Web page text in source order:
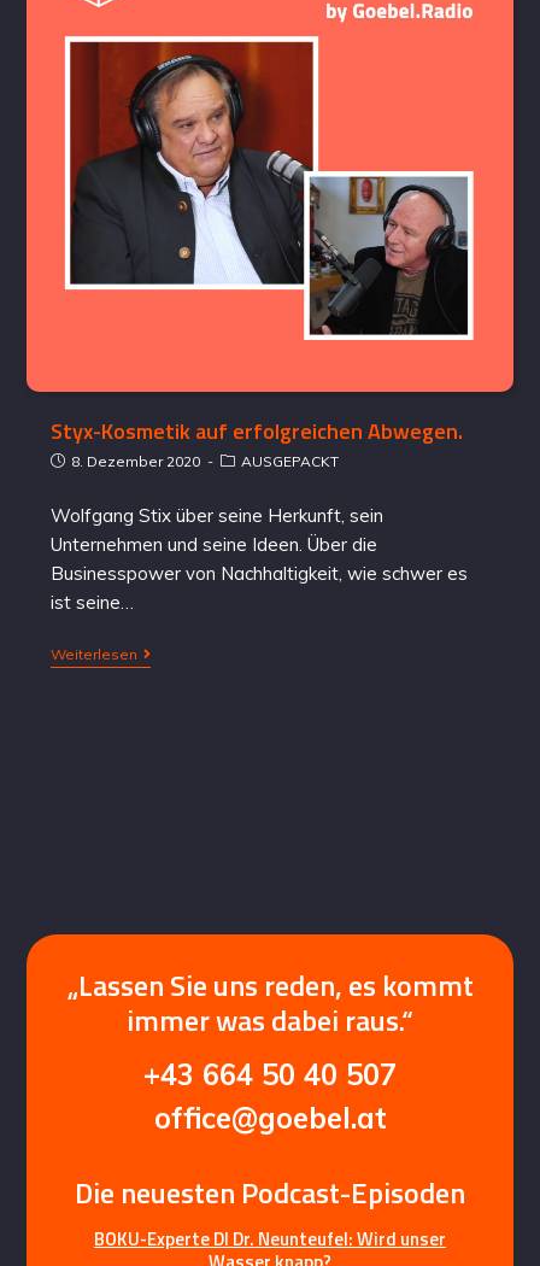
Styx-Kosmetik auf erfolgreichen Abwegen.
8. Dezember 2020 AUSGEPACKT
Wolfgang Stix über seine Herkunft, sein
Unternehmen und seine Ideen. Über die
Businesspower von Nachhaltigkeit, wie schwer es
ist seine…
Weiterlesen
„Lassen Sie uns reden, es kommt
immer was dabei raus.“
+43 664 50 40 507
office@goebel.at
Die neuesten Podcast-Episoden
BOKU-Experte DI Dr. Neunteufel: Wird unser